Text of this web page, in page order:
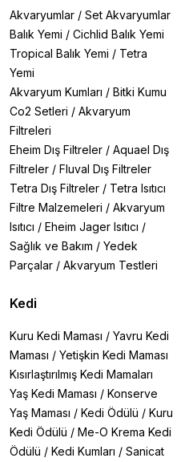
Akvaryumlar / Set Akvaryumlar
Balık Yemi / Cichlid Balık Yemi
Tropical Balık Yemi / Tetra
Yemi
Akvaryum Kumları / Bitki Kumu
Co2 Setleri / Akvaryum
Filtreleri
Eheim Dış Filtreler / Aquael Dış
Filtreler / Fluval Dış Filtreler
Tetra Dış Filtreler / Tetra Isıtıcı
Filtre Malzemeleri / Akvaryum
Isıtıcı / Eheim Jager Isıtıcı /
Sağlık ve Bakım / Yedek
Parçalar / Akvaryum Testleri
Kedi
Kuru Kedi Maması / Yavru Kedi
Maması / Yetişkin Kedi Maması
Kısırlaştırılmış Kedi Mamaları
Yaş Kedi Maması / Konserve
Yaş Maması / Kedi Ödülü / Kuru
Kedi Ödülü / Me-O Krema Kedi
Ödülü / Kedi Kumları / Sanicat